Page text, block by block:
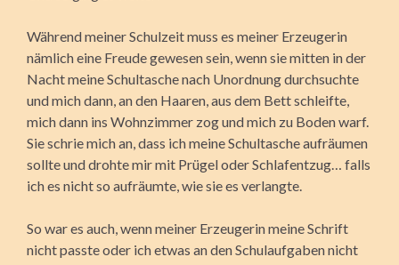
Während meiner Schulzeit muss es meiner Erzeugerin
nämlich eine Freude gewesen sein, wenn sie mitten in der
Nacht meine Schultasche nach Unordnung durchsuchte
und mich dann, an den Haaren, aus dem Bett schleifte,
mich dann ins Wohnzimmer zog und mich zu Boden warf.
Sie schrie mich an, dass ich meine Schultasche aufräumen
sollte und drohte mir mit Prügel oder Schlafentzug… falls
ich es nicht so aufräumte, wie sie es verlangte.
So war es auch, wenn meiner Erzeugerin meine Schrift
nicht passte oder ich etwas an den Schulaufgaben nicht